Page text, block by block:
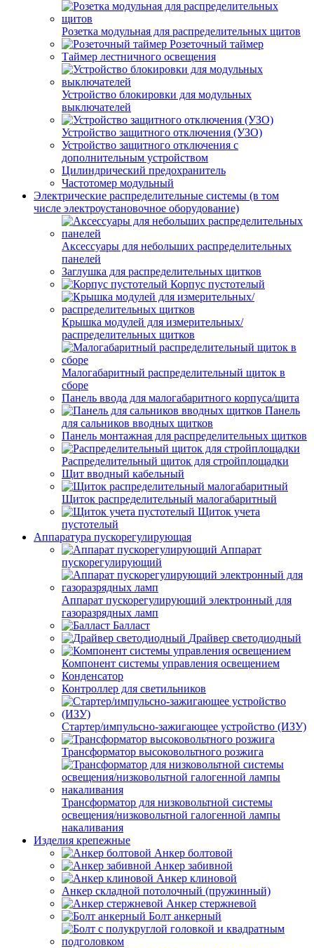
Розетка модульная для распределительных щитов
Розеточный таймер
Таймер лестничного освещения
Устройство блокировки для модульных
выключателей
Устройство защитного отключения (УЗО)
Устройство защитного отключения с
дополнительным устройством
Цилиндрический предохранитель
Частотомер модульный
Электрические распределительные системы (в том
числе электроустановочное оборудование)
Аксессуары для небольших распределительных
панелей
Заглушка для распределительных щитков
Корпус пустотелый
Крышка модулей для измерительных/
распределительных щитков
Малогабаритный распределительный щиток в
сборе
Панель ввода для малогабаритного корпуса/щита
Панель
для сальников вводных щитков
Панель монтажная для распределительных щитков
Распределительный щиток для стройплощадки
Щит вводный кабельный
Щиток распределительный малогабаритный
Щиток учета
пустотелый
Аппаратура пускорегулирующая
Аппарат
пускорегулирующий
Аппарат пускорегулирующий электронный для
газоразрядных ламп
Балласт
Драйвер светодиодный
Компонент системы управления освещением
Конденсатор
Контроллер для светильников
Стартер/импульсно-зажигающее устройство (ИЗУ)
Трансформатор высоковольтного розжига
Трансформатор для низковольтной системы
освещения/низковольтной галогенной лампы
накаливания
Изделия крепежные
Анкер болтовой
Анкер забивной
Анкер клиновой
Анкер складной потолочный (пружинный)
Анкер стержневой
Болт анкерный